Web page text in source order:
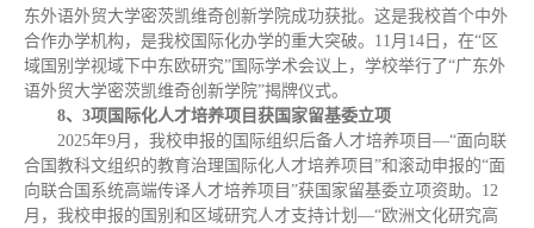
东外语外贸大学密茨凯维奇创新学院成功获批。这是我校首个中外
合作办学机构，是我校国际化办学的重大突破。11月14日，在“区
域国别学视域下中东欧研究”国际学术会议上，学校举行了“广东外
语外贸大学密茨凯维奇创新学院”揭牌仪式。
8、3项国际化人才培养项目获国家留基委立项
2025年9月，我校申报的国际组织后备人才培养项目—“面向联
合国教科文组织的教育治理国际化人才培养项目”和滚动申报的“面
向联合国系统高端传译人才培养项目”获国家留基委立项资助。12
月，我校申报的国别和区域研究人才支持计划—“欧洲文化研究高